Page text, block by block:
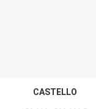
CASTELLO